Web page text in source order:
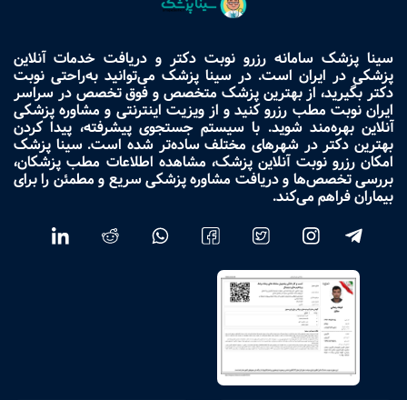
سینا پزشک سامانه رزرو نوبت دکتر و دریافت خدمات آنلاین
پزشکی در ایران است. در سینا پزشک می‌توانید به‌راحتی نوبت
دکتر بگیرید، از بهترین پزشک متخصص و فوق تخصص در سراسر
ایران نوبت مطب رزرو کنید و از ویزیت اینترنتی و مشاوره پزشکی
آنلاین بهره‌مند شوید. با سیستم جستجوی پیشرفته، پیدا کردن
بهترین دکتر در شهرهای مختلف ساده‌تر شده است. سینا پزشک
امکان رزرو نوبت آنلاین پزشک، مشاهده اطلاعات مطب پزشکان،
بررسی تخصص‌ها و دریافت مشاوره پزشکی سریع و مطمئن را برای
بیماران فراهم می‌کند.